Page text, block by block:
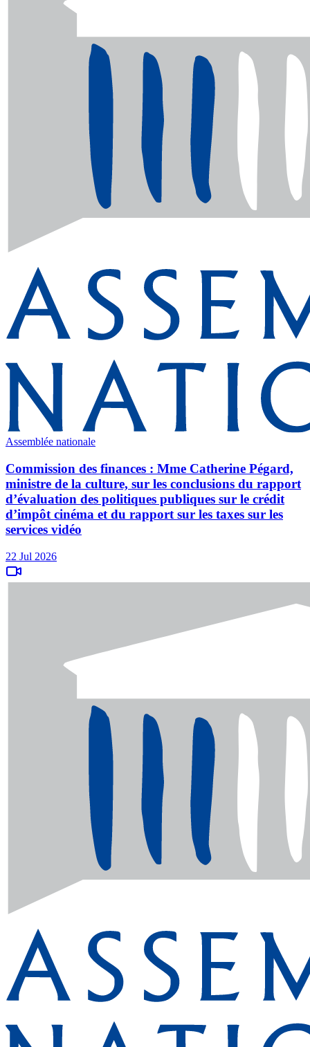
Assemblée nationale
Commission des finances : Mme Catherine Pégard,
ministre de la culture, sur les conclusions du rapport
d’évaluation des politiques publiques sur le crédit
d’impôt cinéma et du rapport sur les taxes sur les
services vidéo
22 Jul 2026